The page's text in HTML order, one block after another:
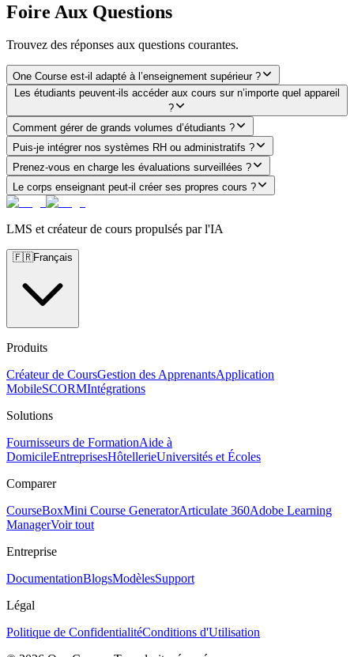
Foire Aux Questions
Trouvez des réponses aux questions courantes.
One Course est-il adapté à l’enseignement supérieur ?
Les étudiants peuvent-ils accéder aux cours sur n’importe quel appareil
?
Comment gérer de grands volumes d’étudiants ?
Puis-je intégrer nos systèmes RH ou administratifs ?
Prenez-vous en charge les évaluations surveillées ?
Le corps enseignant peut-il créer ses propres cours ?
LMS et créateur de cours propulsés par l'IA
🇫🇷Français
Produits
Créateur de CoursGestion des ApprenantsApplication
MobileSCORMIntégrations
Solutions
Fournisseurs de FormationAide à
DomicileEntreprisesHôtellerieUniversités et Écoles
Comparer
CourseBoxMini Course GeneratorArticulate 360Adobe Learning
ManagerVoir tout
Entreprise
DocumentationBlogsModèlesSupport
Légal
Politique de ConfidentialitéConditions d'Utilisation